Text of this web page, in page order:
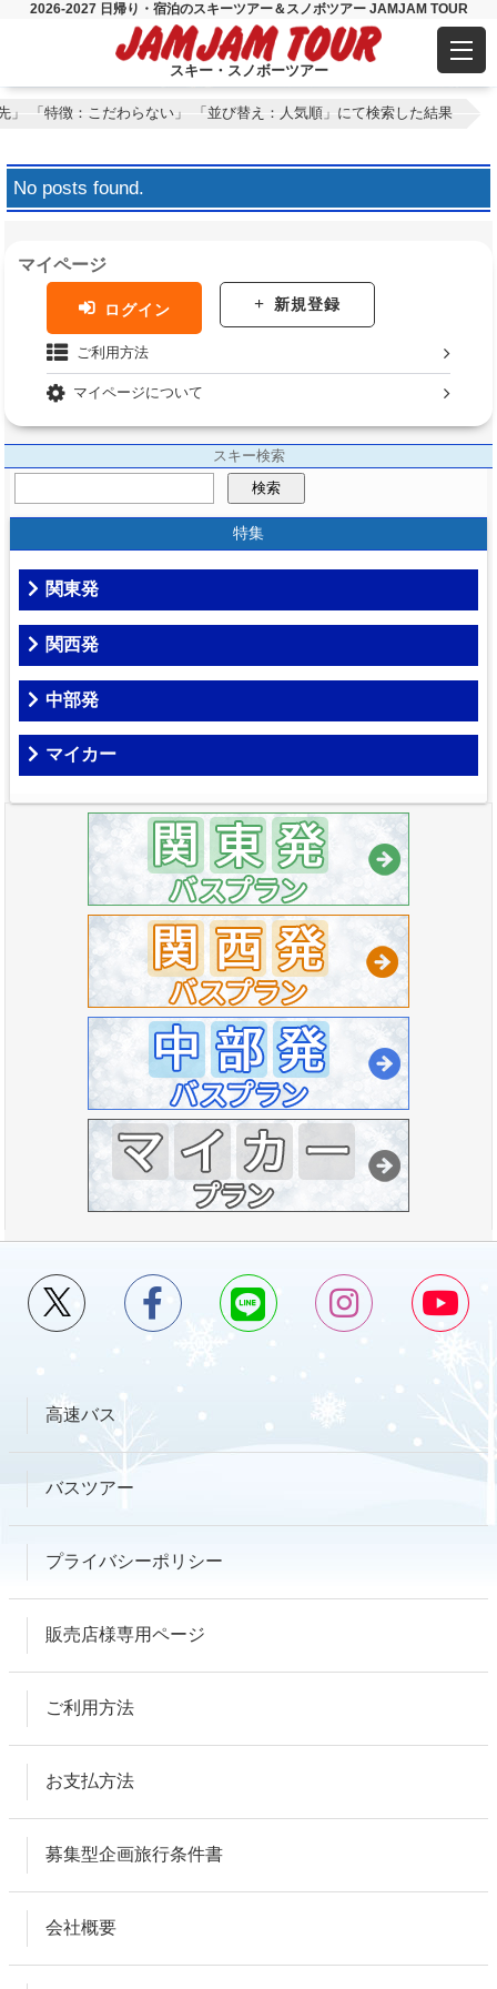
2026-2027 日帰り・宿泊のスキーツアー＆スノボツアー JAMJAM TOUR
スキー・スノボーツアー
「特徴：こだわらない」 「並び替え：人気順」にて検索した結果
No posts found.
マイページ
ログイン 新規登録
ご利用方法
マイページについて
スキー検索
検索
特集
関東発
関西発
中部発
マイカー
高速バス
バスツアー
プライバシーポリシー
販売店様専用ページ
ご利用方法
お支払方法
募集型企画旅行条件書
会社概要